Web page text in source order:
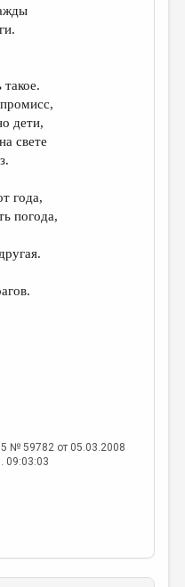
такое.
дети,
свете
года,
погода,
№ 59782 от 05.03.2008
09:03:03